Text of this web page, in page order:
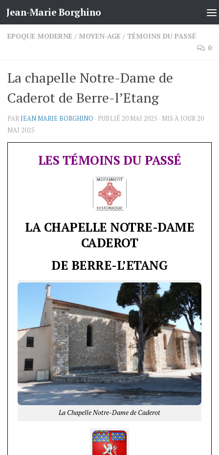
Skip to content
Jean-Marie Borghino
EPOQUE MODERNE / MOYEN-AGE / TÉMOINS DU PASSÉ
0
La chapelle Notre-Dame de
Caderot de Berre-l’Etang
PARJEAN MARIE BORGHINO · PUBLIÉ 20 MAI 2025 · MIS À JOUR 20
MAI 2025
LES TÉMOINS DU PASSÉ
LA CHAPELLE NOTRE-DAME
CADEROT
DE BERRE-L’ETANG
La Chapelle Notre-Dame de Caderot